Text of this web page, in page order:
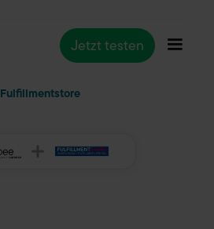
Jetzt testen
Fulfillmentstore